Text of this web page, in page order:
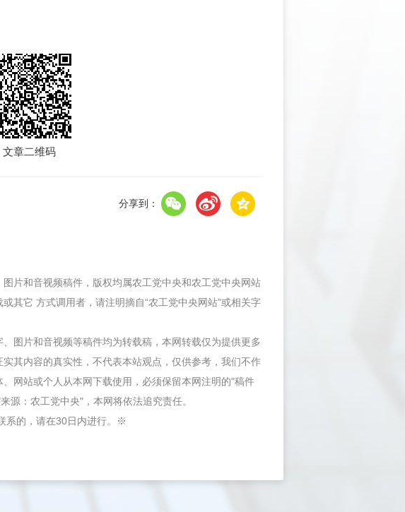
文章二维码
分享到：
片和音视频稿件，版权均属农工党中央和农工党中央网站
其它 方式调用者，请注明摘自“农工党中央网站”或相关字
图片和音视频等稿件均为转载稿，本网转载仅为提供更多
其内容的真实性，不代表本站观点，仅供参考，我们不作
网站或个人从本网下载使用，必须保留本网注明的"稿件
源：农工党中央"，本网将依法追究责任。
系的，请在30日内进行。※